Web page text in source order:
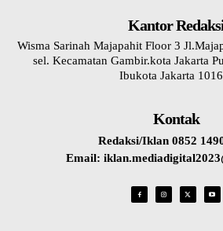
Kantor
Wisma Sarinah Majapahit Floor 3
sel. Kecamatan Gambir.kota Jakarta
Ibukota Jakarta
Kontak
Redaksi/Iklan 0852
Email: